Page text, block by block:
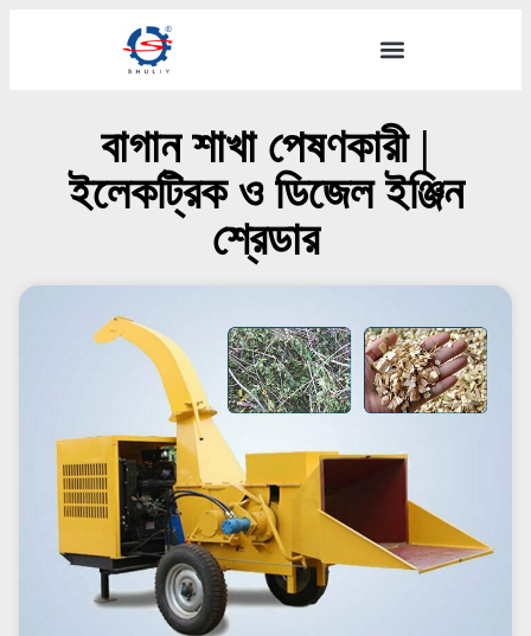
বাগান শাখা পেষণকারী |
ইলেকট্রিক ও ডিজেল ইঞ্জিন
শ্রেডার